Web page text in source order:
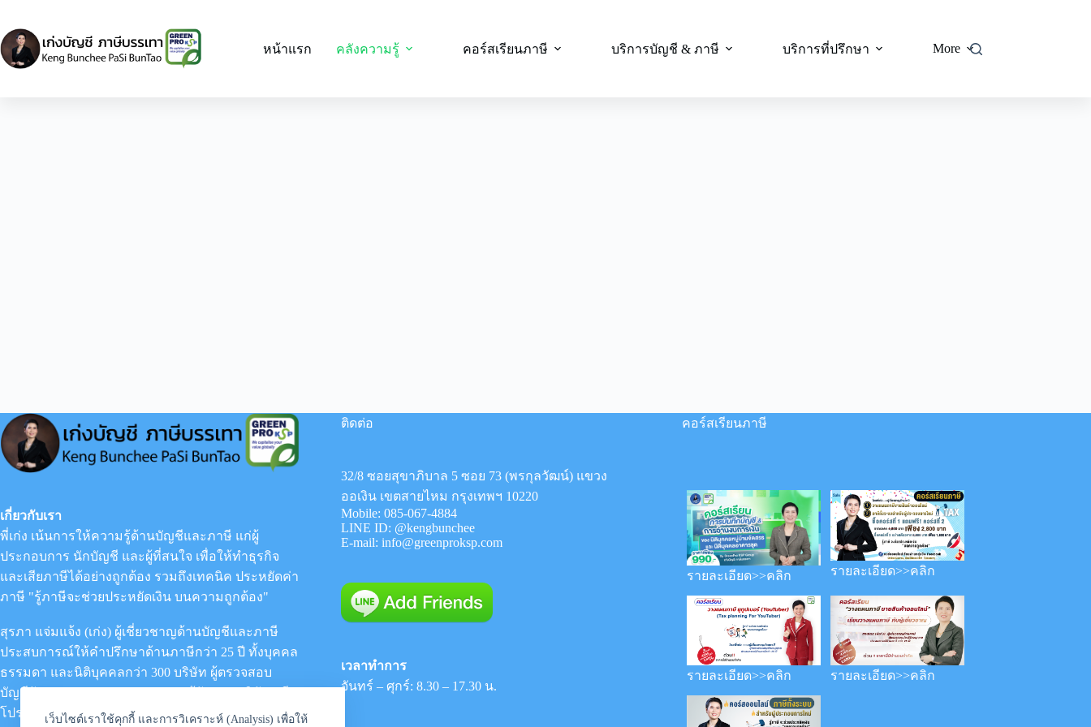
content
เว็บไซต์เราใช้คุกกี้ และการวิเคราะห์ (Analysis) เพื่อให้
หน้าแรก คลังความรู้ คอร์สเรียนภาษี บริการบัญชี & ภาษี บริการที่ปรึกษา More
เกี่ยวกับเรา
พี่เก่ง เน้นการให้ความรู้ด้านบัญชีและภาษี แก่ผู้
ประกอบการ นักบัญชี และผู้ที่สนใจ เพื่อให้ทำธุรกิจ
และเสียภาษีได้อย่างถูกต้อง รวมถึงเทคนิค ประหยัดค่า
ภาษี "รู้ภาษีจะช่วยประหยัดเงิน บนความถูกต้อง"
สุรภา แจ่มแจ้ง (เก่ง) ผู้เชี่ยวชาญด้านบัญชีและภาษี
ประสบการณ์ให้คำปรึกษาด้านภาษีกว่า 25 ปี ทั้งบุคคล
ธรรมดา และนิติบุคคลกว่า 300 บริษัท ผู้ตรวจสอบ
บัญชีรับอนุญาต (CPA) : กรรมการผู้จัดการ
โปร เคเอสพี แอคเคาท์ติ้ง จำกัด
ติดต่อ
32/8 ซอยสุขาภิบาล 5 ซอย 73 (พรกุลวัฒน์) แขวง
ออเงิน เขตสายไหม กรุงเทพฯ 10220
Mobile: 085-067-4884
LINE ID: @kengbunchee
E-mail: info@greenproksp.com
เวลาทำการ
จันทร์ – ศุกร์: 8.30 – 17.30 น.
คอร์สเรียนภาษี
รายละเอียด>>คลิก รายละเอียด>>คลิก
รายละเอียด>>คลิก รายละเอียด>>คลิก